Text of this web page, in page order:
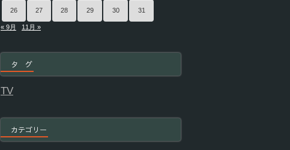
26 27 28 29 30 31
« 9月 11月 »
タ グ
TV
カテゴリー